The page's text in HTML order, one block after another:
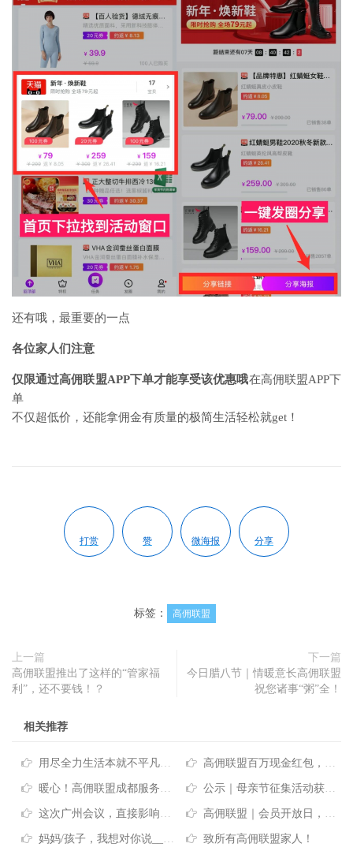
还有哦，最重要的一点
各位家人们注意
仅限通过高佣联盟APP下单才能享受该优惠哦在高佣联盟APP下
单
不仅超低价，还能拿佣金有质量的极简生活轻松就get！
打赏 赞 微海报 分享
标签： 高佣联盟
上一篇
高佣联盟推出了这样的“管家福
利”，还不要钱！？
下一篇
今日腊八节｜情暖意长高佣联盟
祝您诸事“粥”全！
相关推荐
用尽全力生活本就不平凡—高佣联盟 高佣联盟百万现金红包，端午节特定大礼，你确定不看看？
暖心！高佣联盟成都服务中心为贫困老人送去关怀和温暖 公示｜母亲节征集活动获奖名单
这次广州会议，直接影响你下半年的整体收入！ 高佣联盟｜会员开放日，大咖都说了些什么？
妈妈/孩子，我想对你说_____ 致所有高佣联盟家人！